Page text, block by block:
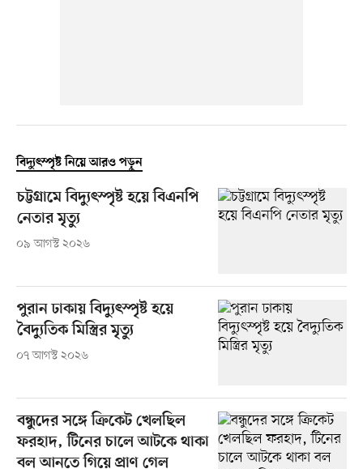
বিদ্যুৎস্পৃষ্ট নিয়ে আরও পড়ুন
চট্টগ্রামে বিদ্যুৎস্পৃষ্ট হয়ে বিএনপি
নেতার মৃত্যু
০৯ আগস্ট ২০২৬
পুরান ঢাকায় বিদ্যুৎস্পৃষ্ট হয়ে
বৈদ্যুতিক মিস্ত্রির মৃত্যু
০৭ আগস্ট ২০২৬
বন্ধুদের সঙ্গে ক্রিকেট খেলছিল
ফরহাদ, টিনের চালে আটকে থাকা
বল আনতে গিয়ে প্রাণ গেল